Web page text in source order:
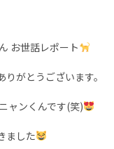
お世話レポート
がとうございます。
ャンくんです(笑)
ました